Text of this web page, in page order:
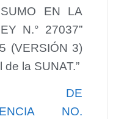
EN LA
N.° 27037”
(VERSIÓN 3)
la SUNAT.”
DE
NO.